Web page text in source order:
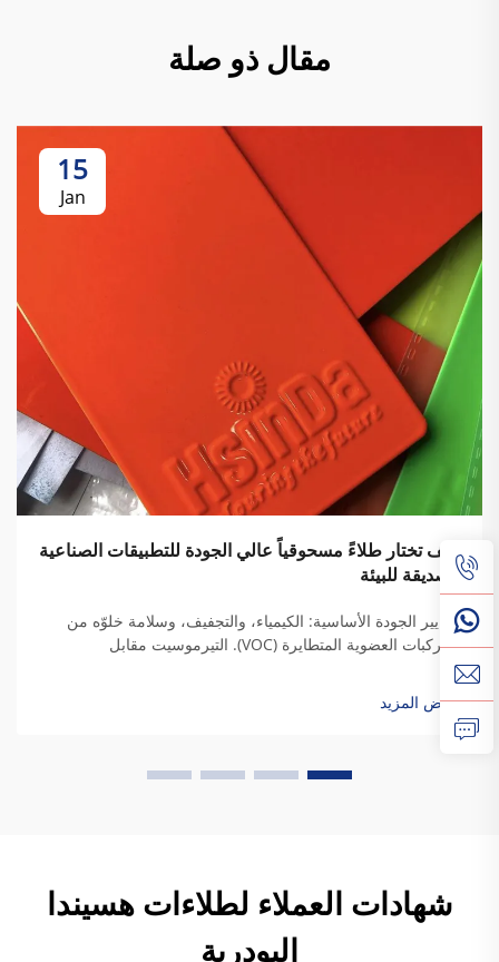
مقال ذو صلة
15
Jan
كيف تختار طلاءً مسحوقياً عالي الجودة للتطبيقات الصناعية
الصديقة للبيئة
معايير الجودة الأساسية: الكيمياء، والتجفيف، وسلامة خلوّه من
المركبات العضوية المتطايرة (VOC). التيرموسيت مقابل
التيرموبلاستيك: مواءمة كيمياء الراتنج مع متطلبات المتانة
الصناعية. وعندما يجف راتنج التيرموسيت، فإنه يكوّن روابط تشعبية
دائمة تمنحه فعلاً...
عرض المزيد
شهادات العملاء لطلاءات هسيندا
البودرية